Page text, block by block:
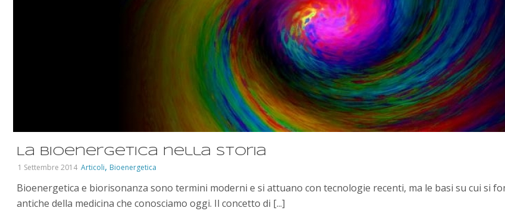
La Bioenergetica nella Storia
1 Settembre 2014 Articoli, Bioenergetica
Bioenergetica e biorisonanza sono termini moderni e si attuano con tecnologie recenti, ma le basi su cui si
antiche della medicina che conosciamo oggi. Il concetto di [...]